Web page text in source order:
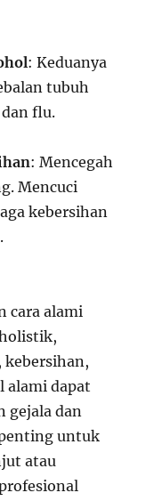
: Keduanya
tubuh
flu.
: Mencegah
Mencuci
kebersihan
cara alami
alami dapat
gejala dan
untuk
atau